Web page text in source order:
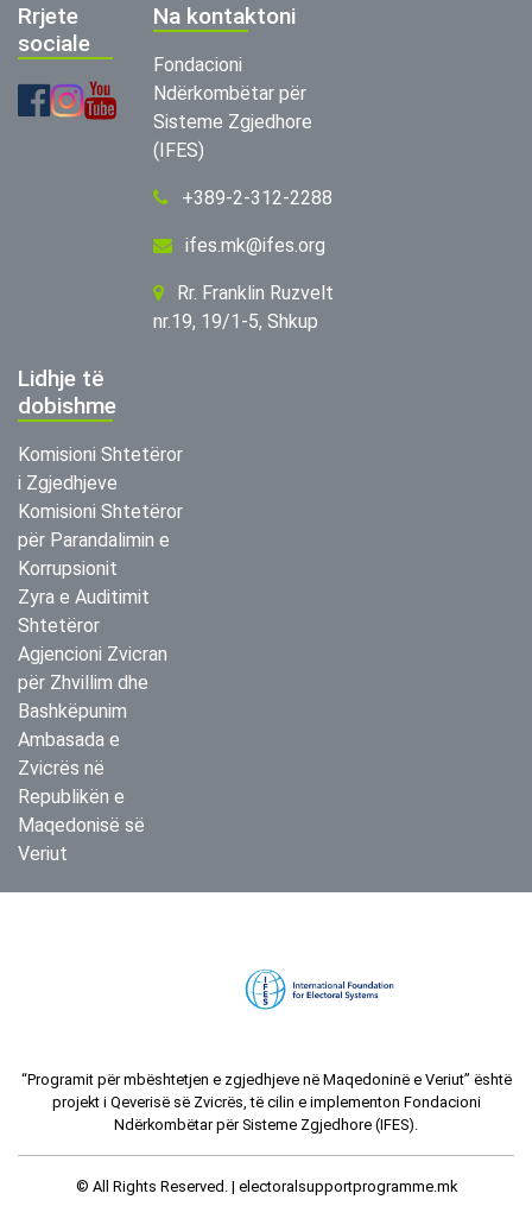
Rrjete
sociale
Na kontaktoni
Fondacioni
Ndërkombëtar për
Sisteme Zgjedhore
(IFES)
+389-2-312-2288
ifes.mk@ifes.org
Rr. Franklin Ruzvelt
nr.19, 19/1-5, Shkup
Lidhje të
dobishme
Komisioni Shtetëror
i Zgjedhjeve
Komisioni Shtetëror
për Parandalimin e
Korrupsionit
Zyra e Auditimit
Shtetëror
Agjencioni Zvicran
për Zhvillim dhe
Bashkëpunim
Ambasada e
Zvicrës në
Republikën e
Maqedonisë së
Veriut
“Programit për mbështetjen e zgjedhjeve në Maqedoninë e Veriut” është
projekt i Qeverisë së Zvicrës, të cilin e implementon Fondacioni
Ndërkombëtar për Sisteme Zgjedhore (IFES).
© All Rights Reserved. | electoralsupportprogramme.mk